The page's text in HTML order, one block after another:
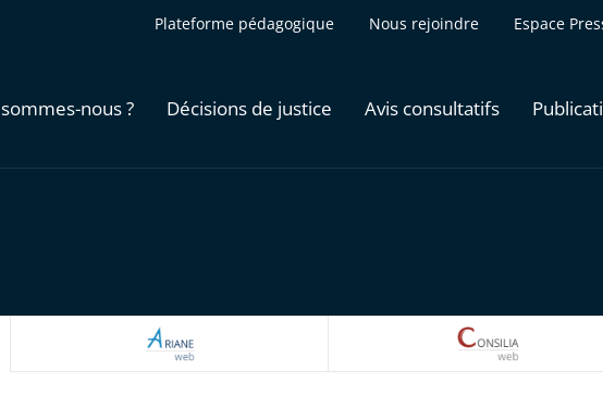
Plateforme pédagogique Nous rejoindre Espace
nous ? Décisions de justice Avis consultatifs
ARIANEWEB